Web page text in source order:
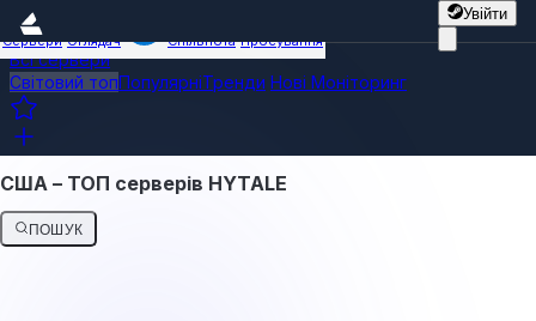
Увійти
Сервери Оглядач Спільнота Просування
Всі сервери
Світовий топПопулярніТренди Нові Моніторинг
США – ТОП серверів HYTALE
ПОШУК